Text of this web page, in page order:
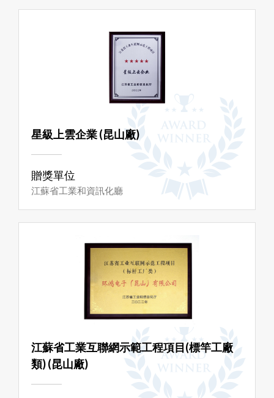
星級上雲企業 (昆山廠)
贈獎單位
江蘇省工業和資訊化廳
江蘇省工業互聯網示範工程項目(標竿工廠
類) (昆山廠)